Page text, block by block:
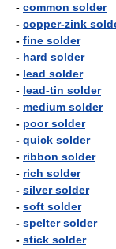
- common solder
- copper-zink
- fine solder
- hard solder
- lead solder
- lead-tin solder
- medium solder
- poor solder
- quick solder
- ribbon solder
- rich solder
- silver solder
- soft solder
- spelter solder
- stick solder